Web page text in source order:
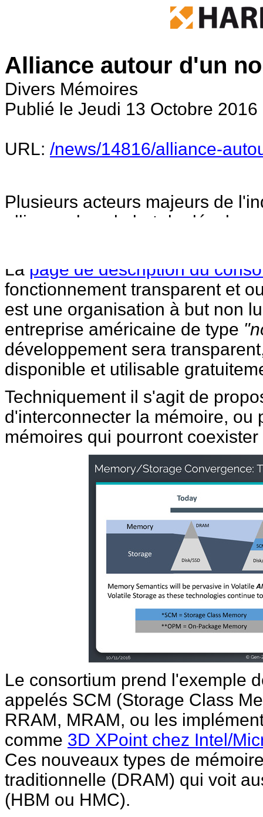
Alliance autour d'un
Divers Mémoires
Publié le Jeudi 13 Octobre
URL: /news/14816/alliance-
Plusieurs acteurs majeurs de
alliance dans le but de
La page de description du
fonctionnement transparent et
est une organisation à but non
entreprise américaine de type
développement sera
disponible et utilisable
Techniquement il s'agit de
d'interconnecter la mémoire, ou
mémoires qui pourront
Le consortium prend l'exemple
appelés SCM (Storage Class
RRAM, MRAM, ou les
comme 3D XPoint chez Intel/
Ces nouveaux types de
traditionnelle (DRAM) qui voit
(HBM ou HMC).